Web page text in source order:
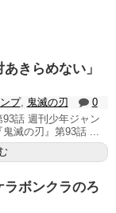
きらめない」
プ, 鬼滅の刃
0
話 週刊少年ジャン
滅の刃』第93話 ...
ボンクラのろ